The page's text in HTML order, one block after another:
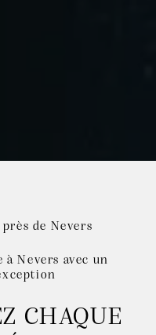
de Nevers
à Nevers avec un
CHAQUE